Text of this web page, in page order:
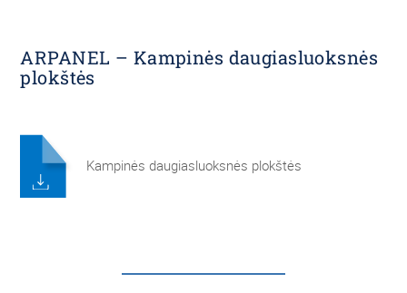
ARPANEL – Kampinės daugiasluoksnės
plokštės
Kampinės daugiasluoksnės plokštės